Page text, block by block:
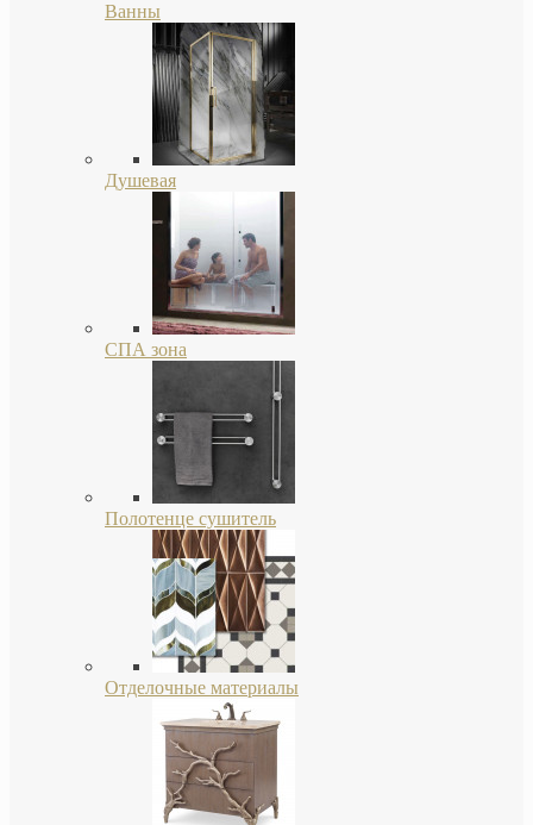
Ванны
Душевая
СПА зона
Полотенце сушитель
Отделочные материалы